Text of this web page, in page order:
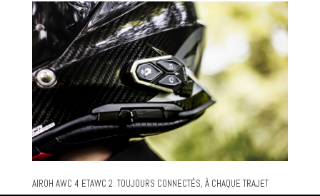
AIROH AWC 4 ETAWC 2: TOUJOURS CONNECTÉS, À CHAQUE TRAJET